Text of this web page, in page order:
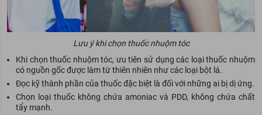
Lưu ý khi chọn thuốc nhuộm tóc
Khi chọn thuốc nhuộm tóc, ưu tiên sử dụng các loại thuốc nhuộm
có nguồn gốc được làm từ thiên nhiên như các loại bột lá.
Đọc kỹ thành phần của thuốc đặc biệt là đối với những ai bị dị ứng.
Chọn loại thuốc không chứa amoniac và PDD, không chứa chất
tẩy mạnh.